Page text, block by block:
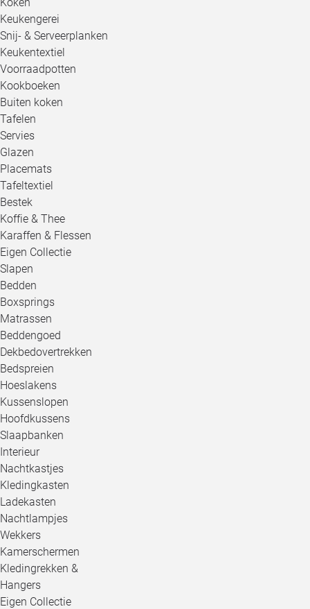
Keukengerei
Snij- & Serveerplanken
Keukentextiel
Voorraadpotten
Kookboeken
Buiten koken
Tafelen
Servies
Glazen
Placemats
Tafeltextiel
Bestek
Koffie & Thee
Karaffen & Flessen
Eigen Collectie
Slapen
Bedden
Boxsprings
Matrassen
Beddengoed
Dekbedovertrekken
Bedspreien
Hoeslakens
Kussenslopen
Hoofdkussens
Slaapbanken
Interieur
Nachtkastjes
Kledingkasten
Ladekasten
Nachtlampjes
Wekkers
Kamerschermen
Kledingrekken &
Hangers
Eigen Collectie